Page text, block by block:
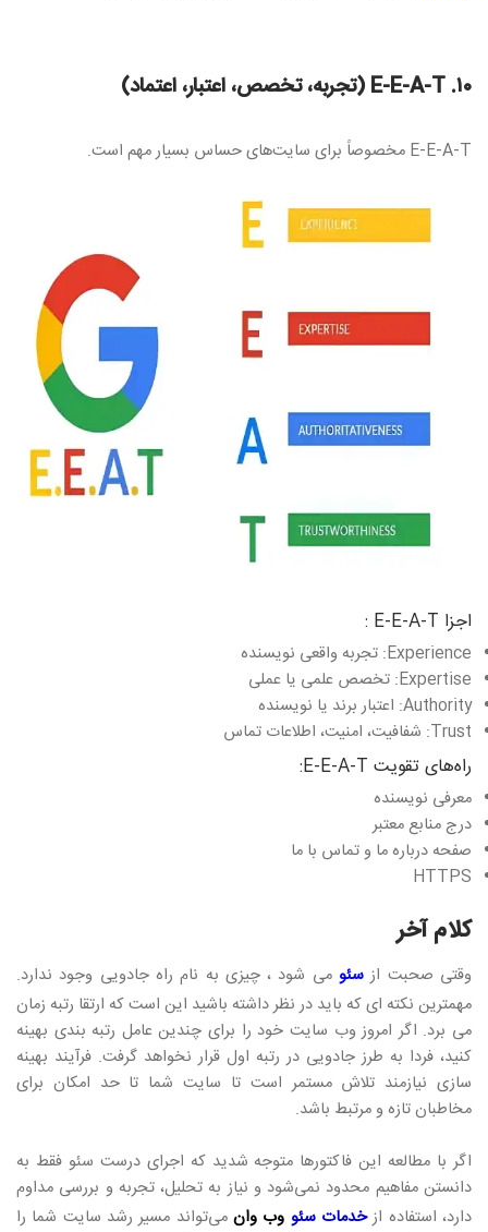
۱۰. E-E-A-T (تجربه، تخصص، اعتبار، اعتماد)
E-E-A-T مخصوصاً برای سایت‌های حساس بسیار مهم است.
اجزا E-E-A-T :
Experience: تجربه واقعی نویسنده
Expertise: تخصص علمی یا عملی
Authority: اعتبار برند یا نویسنده
Trust: شفافیت، امنیت، اطلاعات تماس
راه‌های تقویت E-E-A-T:
معرفی نویسنده
درج منابع معتبر
صفحه درباره ما و تماس با ما
HTTPS
کلام آخر
وقتی صحبت از سئومی شود ، چیزی به نام راه جادویی وجود ندارد.
مهمترین نکته ای که باید در نظر داشته باشید این است که ارتقا رتبه زمان
می برد. اگر امروز وب سایت خود را برای چندین عامل رتبه بندی بهینه
کنید، فردا به طرز جادویی در رتبه اول قرار نخواهد گرفت. فرآیند بهینه
سازی نیازمند تلاش مستمر است تا سایت شما تا حد امکان برای
مخاطبان تازه و مرتبط باشد.
اگر با مطالعه این فاکتورها متوجه شدید که اجرای درست سئو فقط به
دانستن مفاهیم محدود نمی‌شود و نیاز به تحلیل، تجربه و بررسی مداوم
دارد، استفاده ازخدمات سئو وب وان می‌تواند مسیر رشد سایت شما را